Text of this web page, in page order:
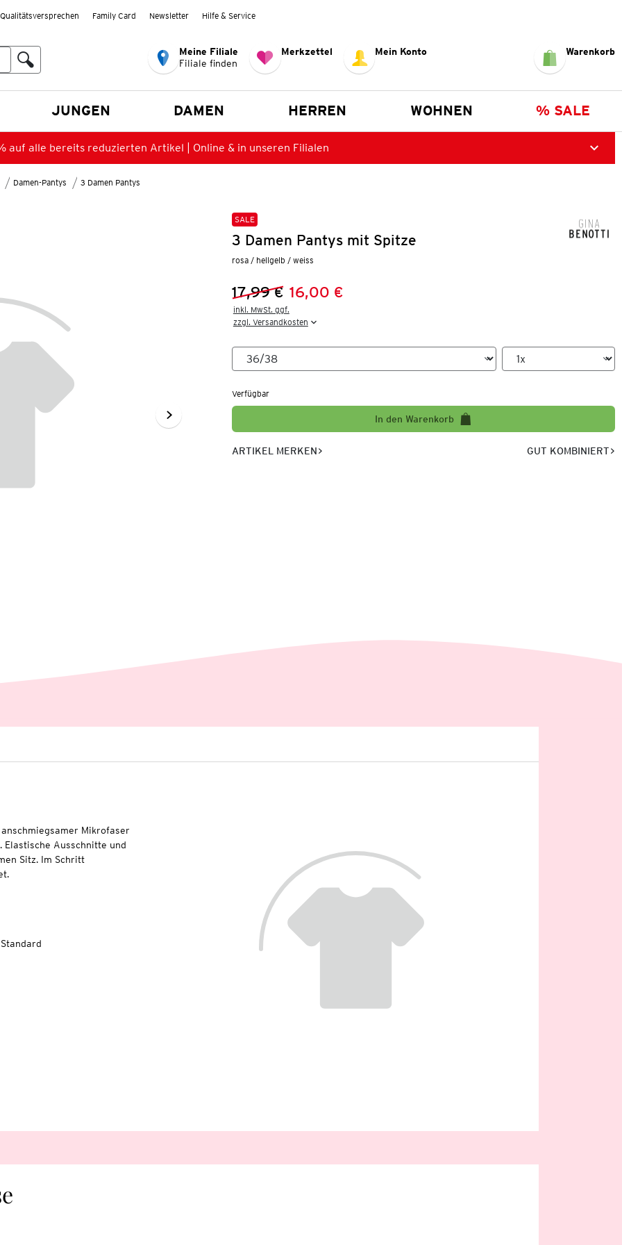
Qualitätsversprechen Family Card Newsletter Hilfe & Service
Meine Filiale
Filiale finden
Merkzettel Mein Konto Warenkorb
JUNGEN DAMEN HERREN WOHNEN % SALE
auf alle bereits reduzierten Artikel | Online & in unseren Filialen
Damen-Pantys 3 Damen Pantys
SALE
3 Damen Pantys mit Spitze
rosa / hellgelb / weiss
Vorheriger Preis:
17,99 €
Neuer Preis:
16,00 €
inkl. MwSt. ggf.
zzgl. Versandkosten
Verfügbar
In den Warenkorb
ARTIKEL MERKEN GUT KOMBINIERT
Mikrofaser
Ausschnitte und
Sitz. Im Schritt